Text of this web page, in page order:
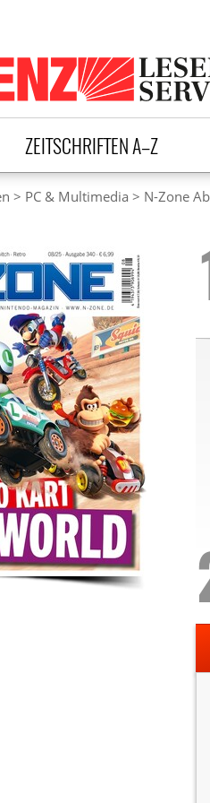
ZEITSCHRIFTEN A–Z
PC & Multimedia N-Zone